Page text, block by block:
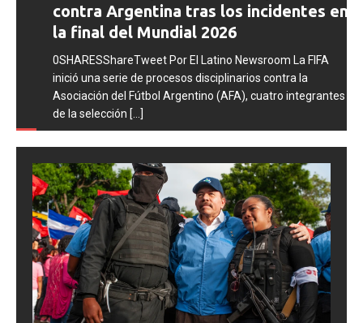
contra Argentina tras los incidentes en
la final del Mundial 2026
0SHARESShareTweet Por El Latino Newsroom La FIFA
inició una serie de procesos disciplinarios contra la
Asociación del Fútbol Argentino (AFA), cuatro integrantes
de la selección[...]